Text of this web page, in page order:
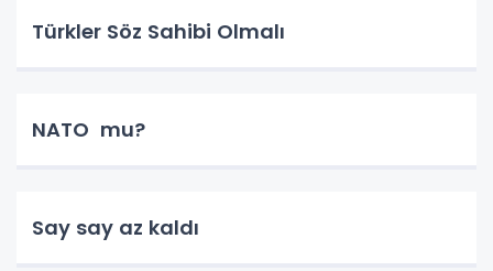
Türkler Söz Sahibi Olmalı
NATO mu?
Say say az kaldı